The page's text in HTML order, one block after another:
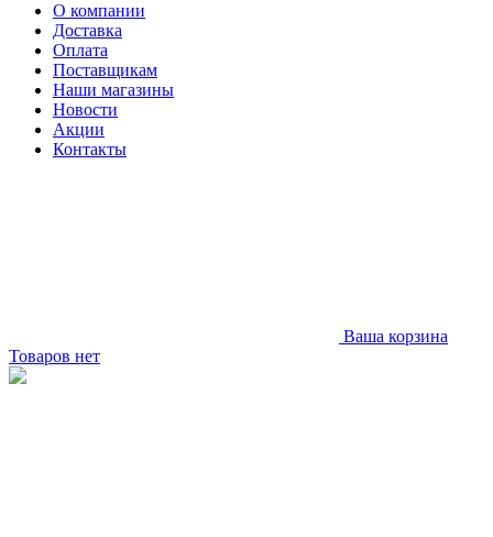
О компании
Доставка
Оплата
Поставщикам
Наши магазины
Новости
Акции
Контакты
Ваша корзина
Товаров нет